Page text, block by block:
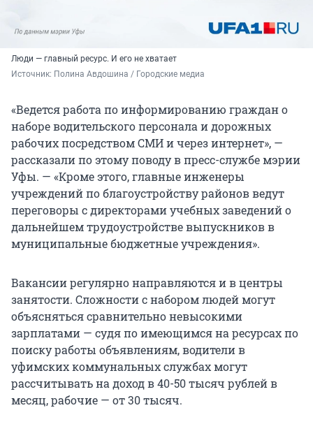
Люди — главный ресурс. И его не хватает
Источник: Полина Авдошина / Городские медиа
«Ведется работа по информированию граждан о
наборе водительского персонала и дорожных
рабочих посредством СМИ и через интернет», —
рассказали по этому поводу в пресс-службе мэрии
Уфы. — «Кроме этого, главные инженеры
учреждений по благоустройству районов ведут
переговоры с директорами учебных заведений о
дальнейшем трудоустройстве выпускников в
муниципальные бюджетные учреждения».
Вакансии регулярно направляются и в центры
занятости. Сложности с набором людей могут
объясняться сравнительно невысокими
зарплатами — судя по имеющимся на ресурсах по
поиску работы объявлениям, водители в
уфимских коммунальных службах могут
рассчитывать на доход в 40-50 тысяч рублей в
месяц, рабочие — от 30 тысяч.